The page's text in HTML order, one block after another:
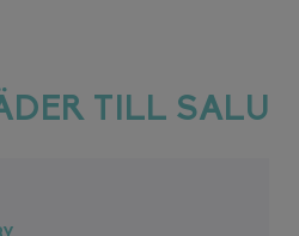
TILL SALU